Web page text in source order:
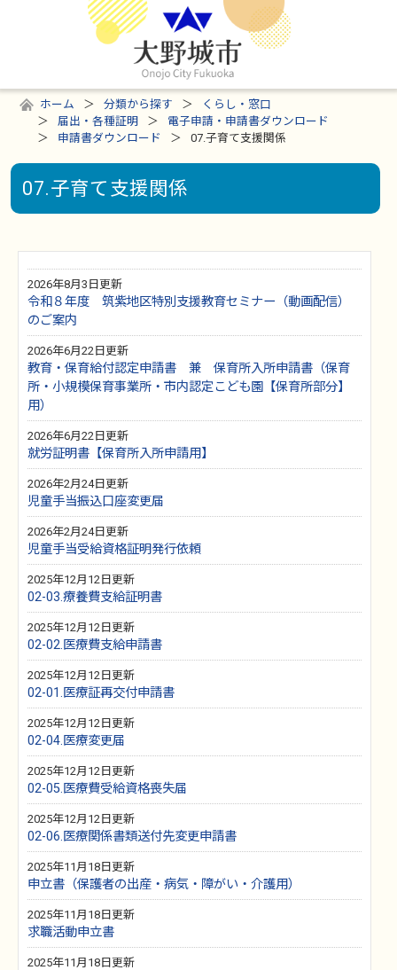
ホーム 分類から探す
くらし・窓口
届出・各種証明
電子申請・申請書ダウンロード
申請書ダウンロード
07.子育て支援関係
07.子育て支援関係
2026年8月3日更新
令和８年度 筑紫地区特別支援教育セミナー（動画配信）
のご案内
2026年6月22日更新
教育・保育給付認定申請書 兼 保育所入所申請書（保育
所・小規模保育事業所・市内認定こども園【保育所部分】
用）
2026年6月22日更新
就労証明書【保育所入所申請用】
2026年2月24日更新
児童手当振込口座変更届
2026年2月24日更新
児童手当受給資格証明発行依頼
2025年12月12日更新
02-03.療養費支給証明書
2025年12月12日更新
02-02.医療費支給申請書
2025年12月12日更新
02-01.医療証再交付申請書
2025年12月12日更新
02-04.医療変更届
2025年12月12日更新
02-05.医療費受給資格喪失届
2025年12月12日更新
02-06.医療関係書類送付先変更申請書
2025年11月18日更新
申立書（保護者の出産・病気・障がい・介護用）
2025年11月18日更新
求職活動申立書
2025年11月18日更新